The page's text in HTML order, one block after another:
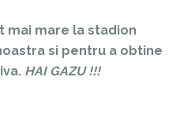
mai mare la stadion
si pentru a obtine
HAI GAZU !!!